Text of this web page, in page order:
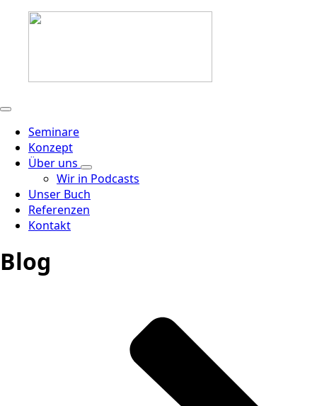
Seminare
Konzept
Über uns
Wir in Podcasts
Unser Buch
Referenzen
Kontakt
Blog